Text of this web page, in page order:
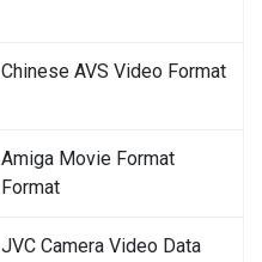
Chinese AVS Video Format
Amiga Movie Format
Format
JVC Camera Video Data